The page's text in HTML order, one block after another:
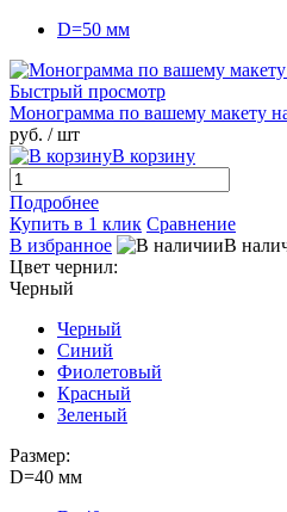
D=50 мм
Быстрый просмотр
Монограмма по вашему макету
руб. / шт
В корзину
Подробнее
Купить в 1 клик Сравнение
В избранное
В
Цвет чернил:
Черный
Черный
Синий
Фиолетовый
Красный
Зеленый
Размер:
D=40 мм